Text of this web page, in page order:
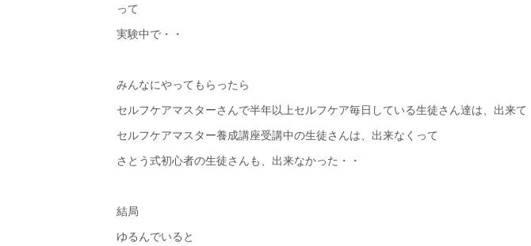
って
実験中で・・
みんなにやってもらったら
セルフケアマスターさんで半年以上セルフケア毎日している生徒さん達は、出来て
セルフケアマスター養成講座受講中の生徒さんは、出来なくって
さとう式初心者の生徒さんも、出来なかった・・
結局
ゆるんでいると